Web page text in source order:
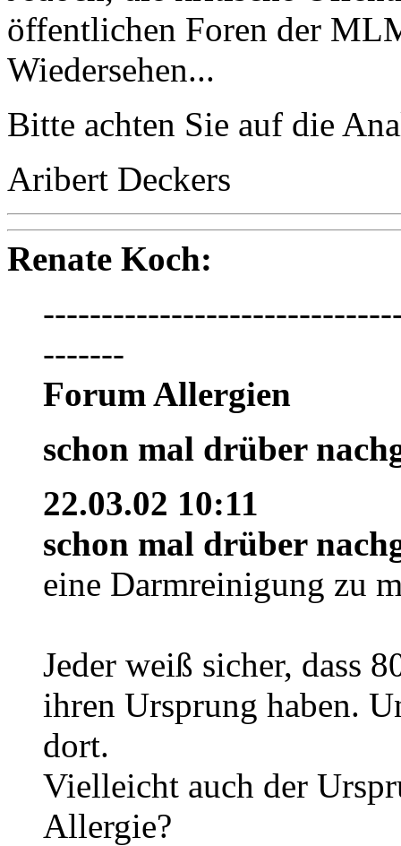
öffentlichen Foren der
Wiedersehen...
Bitte achten Sie auf die
Aribert Deckers
Renate Koch:
-------
Forum Allergien
schon mal drüber
22.03.02 10:11
schon mal drüber
eine Darmreinigung zu
Jeder weiß sicher, dass
ihren Ursprung haben.
dort.
Vielleicht auch der
Allergie?